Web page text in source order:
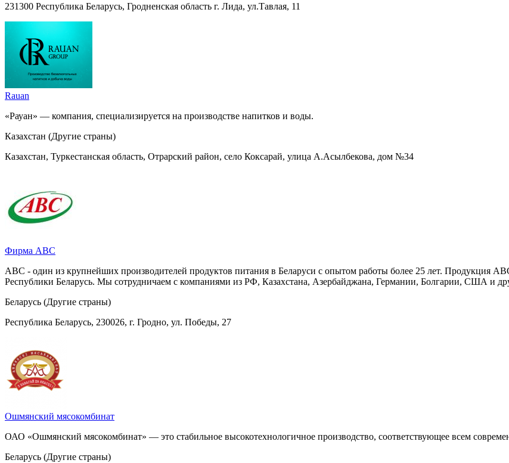
231300 Республика Беларусь, Гродненская область г. Лида, ул.Тавлая, 11
Rauan
«Рауан» — компания, специализируется на производстве напитков и воды.
Казахстан (Другие страны)
Казахстан, Туркестанская область, Отрарский район, село Коксарай, улица А.Асылбекова, дом №34
Фирма АВС
АВС - один из крупнейших производителей продуктов питания в Беларуси с опытом работы более 25 лет. Продукция
Республики Беларусь. Мы сотрудничаем с компаниями из РФ, Казахстана, Азербайджана, Германии, Болгарии, США и
Беларусь (Другие страны)
Республика Беларусь, 230026, г. Гродно, ул. Победы, 27
Ошмянский мясокомбинат
ОАО «Ошмянский мясокомбинат» — это стабильное высокотехнологичное производство, соответствующее всем
Беларусь (Другие страны)